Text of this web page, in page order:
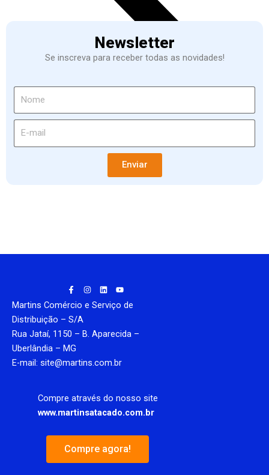
Newsletter
Se inscreva para receber todas as novidades!
Enviar
F
a
c
e
b
o
o
-
I
n
s
t
r
L
i
n
k
i
Y
o
u
t
e
Martins Comércio e Serviço de
Distribuição – S/A
Rua Jataí, 1150 – B. Aparecida –
Uberlândia – MG
E-mail: site@martins.com.br
Compre através do nosso site
www.martinsatacado.com.br
Compre agora!